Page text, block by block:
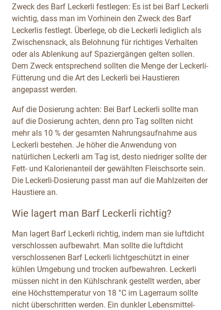
Zweck des Barf Leckerli festlegen: Es ist bei Barf Leckerli
wichtig, dass man im Vorhinein den Zweck des Barf
Leckerlis festlegt. Überlege, ob die Leckerli lediglich als
Zwischensnack, als Belohnung für richtiges Verhalten
oder als Ablenkung auf Spaziergängen gelten sollen.
Dem Zweck entsprechend sollten die Menge der Leckerli-
Fütterung und die Art des Leckerli bei Haustieren
angepasst werden.
Auf die Dosierung achten: Bei Barf Leckerli sollte man
auf die Dosierung achten, denn pro Tag sollten nicht
mehr als 10 % der gesamten Nahrungsaufnahme aus
Leckerli bestehen. Je höher die Anwendung von
natürlichen Leckerli am Tag ist, desto niedriger sollte der
Fett- und Kalorienanteil der gewählten Fleischsorte sein.
Die Leckerli-Dosierung passt man auf die Mahlzeiten der
Haustiere an.
Wie lagert man Barf Leckerli richtig?
Man lagert Barf Leckerli richtig, indem man sie luftdicht
verschlossen aufbewahrt. Man sollte die luftdicht
verschlossenen Barf Leckerli lichtgeschützt in einer
kühlen Umgebung und trocken aufbewahren. Leckerli
müssen nicht in den Kühlschrank gestellt werden, aber
eine Höchsttemperatur von 18 °C im Lagerraum sollte
nicht überschritten werden. Ein dunkler Lebensmittel-